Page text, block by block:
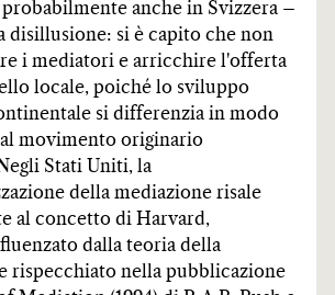
anche in Svizzera –
disillusione: si è capito che non
i mediatori e arricchire l'offerta
locale, poiché lo sviluppo
si differenzia in modo
movimento originario
Stati Uniti, la
della mediazione risale
al concetto di Harvard,
dalla teoria della
rispecchiato nella pubblicazione